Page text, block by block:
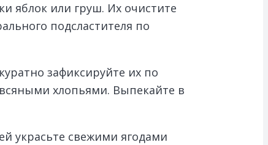
яблок или груш. Их очистите
подсластителя по
зафиксируйте их по
хлопьями. Выпекайте в
украсьте свежими ягодами